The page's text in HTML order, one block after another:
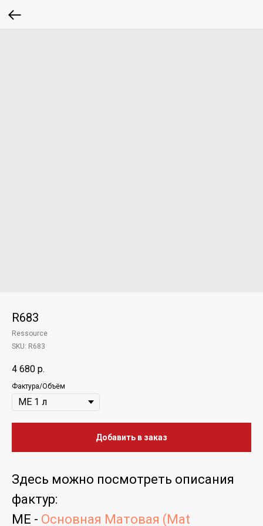
R683
Ressource
SKU: R683
4 680 р.
Фактура/Объём
Добавить в заказ
Здесь можно посмотреть описания
фактур:
ME - Основная Матовая (Mat